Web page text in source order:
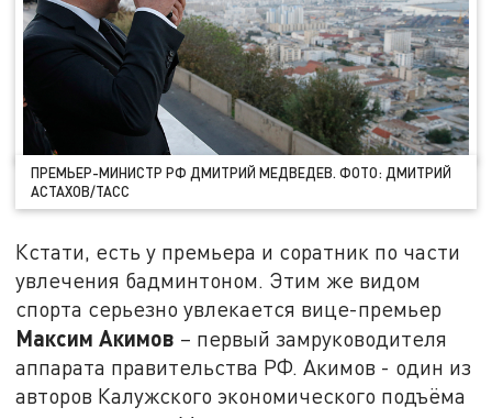
ПРЕМЬЕР-МИНИСТР РФ ДМИТРИЙ МЕДВЕДЕВ. ФОТО: ДМИТРИЙ
АСТАХОВ/ТАСС
Кстати, есть у премьера и соратник по части
увлечения бадминтоном. Этим же видом
спорта серьезно увлекается вице-премьер
Максим Акимов – первый замруководителя
аппарата правительства РФ. Акимов - один из
авторов Калужского экономического подъёма